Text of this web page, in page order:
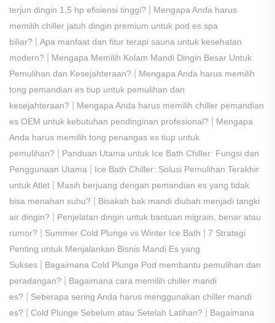
terjun dingin 1,5 hp efisiensi tinggi?
Mengapa Anda harus
memilih chiller jatuh dingin premium untuk pod es spa
biliar?
Apa manfaat dan fitur terapi sauna untuk kesehatan
modern?
Mengapa Memilih Kolam Mandi Dingin Besar Untuk
Pemulihan dan Kesejahteraan?
Mengapa Anda harus memilih
tong pemandian es tiup untuk pemulihan dan
kesejahteraan?
Mengapa Anda harus memilih chiller pemandian
es OEM untuk kebutuhan pendinginan profesional?
Mengapa
Anda harus memilih tong penangas es tiup untuk
pemulihan?
Panduan Utama untuk Ice Bath Chiller: Fungsi dan
Penggunaan Utama
Ice Bath Chiller: Solusi Pemulihan Terakhir
untuk Atlet
Masih berjuang dengan pemandian es yang tidak
bisa menahan suhu?
Bisakah bak mandi diubah menjadi tangki
air dingin?
Penjelatan dingin untuk bantuan migrain, benar atau
rumor?
Summer Cold Plunge vs Winter Ice Bath
7 Strategi
Penting untuk Menjalankan Bisnis Mandi Es yang
Sukses
Bagaimana Cold Plunge Pod membantu pemulihan dan
peradangan?
Bagaimana cara memilih chiller mandi
es?
Seberapa sering Anda harus menggunakan chiller mandi
es?
Cold Plunge Sebelum atau Setelah Latihan?
Bagaimana